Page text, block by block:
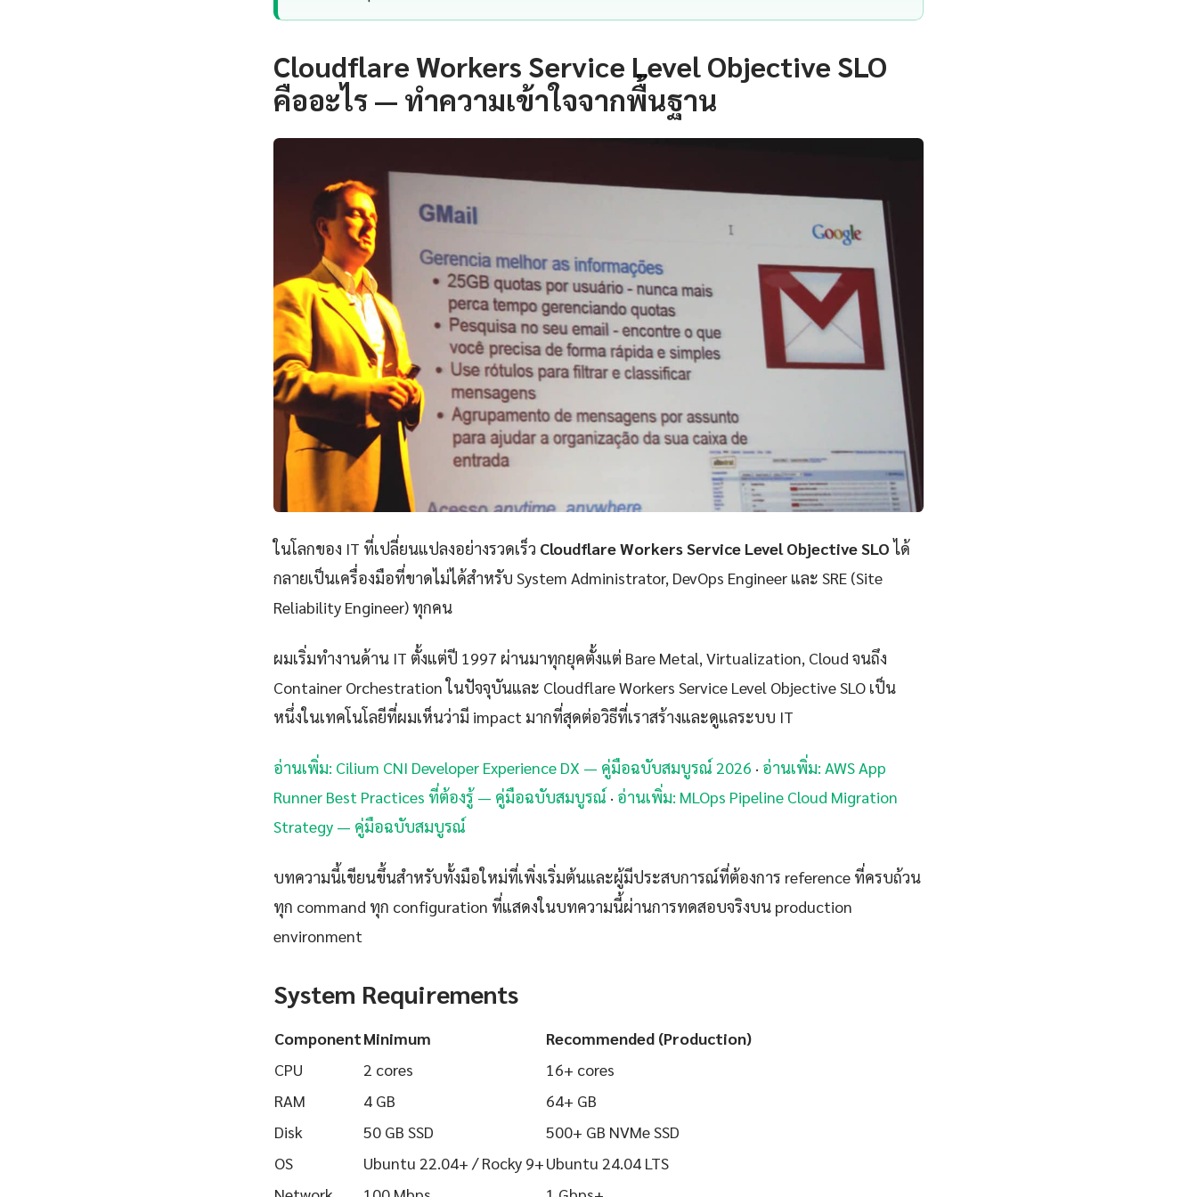
Cloudflare Workers Service Level Objective SLO
คืออะไร — ทำความเข้าใจจากพื้นฐาน
ในโลกของ IT ที่เปลี่ยนแปลงอย่างรวดเร็ว Cloudflare Workers Service Level Objective SLO ได้
กลายเป็นเครื่องมือที่ขาดไม่ได้สำหรับ System Administrator, DevOps Engineer และ SRE (Site
Reliability Engineer) ทุกคน
ผมเริ่มทำงานด้าน IT ตั้งแต่ปี 1997 ผ่านมาทุกยุคตั้งแต่ Bare Metal, Virtualization, Cloud จนถึง
Container Orchestration ในปัจจุบันและ Cloudflare Workers Service Level Objective SLO เป็น
หนึ่งในเทคโนโลยีที่ผมเห็นว่ามี impact มากที่สุดต่อวิธีที่เราสร้างและดูแลระบบ IT
อ่านเพิ่ม: Cilium CNI Developer Experience DX — คู่มือฉบับสมบูรณ์ 2026 · อ่านเพิ่ม: AWS App
Runner Best Practices ที่ต้องรู้ — คู่มือฉบับสมบูรณ์ · อ่านเพิ่ม: MLOps Pipeline Cloud Migration
Strategy — คู่มือฉบับสมบูรณ์
บทความนี้เขียนขึ้นสำหรับทั้งมือใหม่ที่เพิ่งเริ่มต้นและผู้มีประสบการณ์ที่ต้องการ reference ที่ครบถ้วน
ทุก command ทุก configuration ที่แสดงในบทความนี้ผ่านการทดสอบจริงบน production
environment
System Requirements
ComponentMinimum
Recommended (Production)
CPU
2 cores
16+ cores
RAM
4 GB
64+ GB
Disk
50 GB SSD
500+ GB NVMe SSD
OS
Ubuntu 22.04+ / Rocky 9+Ubuntu 24.04 LTS